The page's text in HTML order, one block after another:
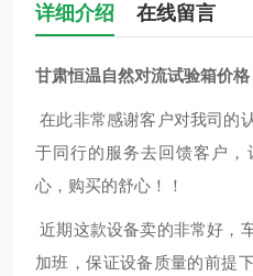
详细介绍 在线留言
甘肃恒温自然对流试验箱价格
在此非常感谢客户对我司的
于同行的服务去回馈客户
心，购买的舒心！！
近期这款设备卖的非常好，
加班，保证设备质量的前提